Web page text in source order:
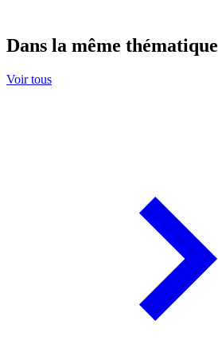
Dans la même thématique
Voir tous